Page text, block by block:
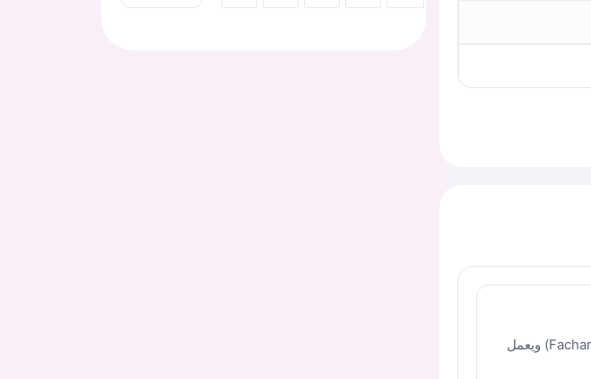
الدكتور بشر الحمود هو أخصائي في طب الأمراض الباطنية (Facharzt für Innere Medizin) ويعمل